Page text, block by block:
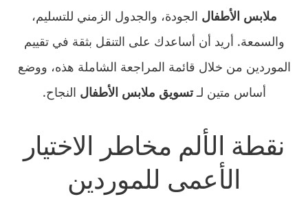
ملابس الأطفال الجودة، والجدول الزمني للتسليم،
والسمعة. أريد أن أساعدك على التنقل بثقة في تقييم
الموردين من خلال قائمة المراجعة الشاملة هذه، ووضع
أساس متين لـتسويق ملابس الأطفال النجاح.
نقطة الألم مخاطر الاختيار
الأعمى للموردين